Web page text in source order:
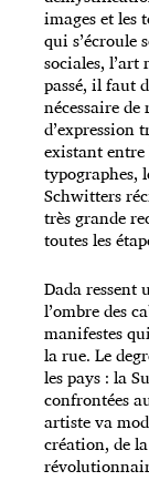
images et les
qui s’écroule
sociales,
passé, il faut
nécessaire
d’expression
existant entre
typographes,
Schwitters
très grande
toutes les
Dada ressent
l’ombre des
manifestes
la rue. Le
les pays : la
confrontées
artiste va
création, de